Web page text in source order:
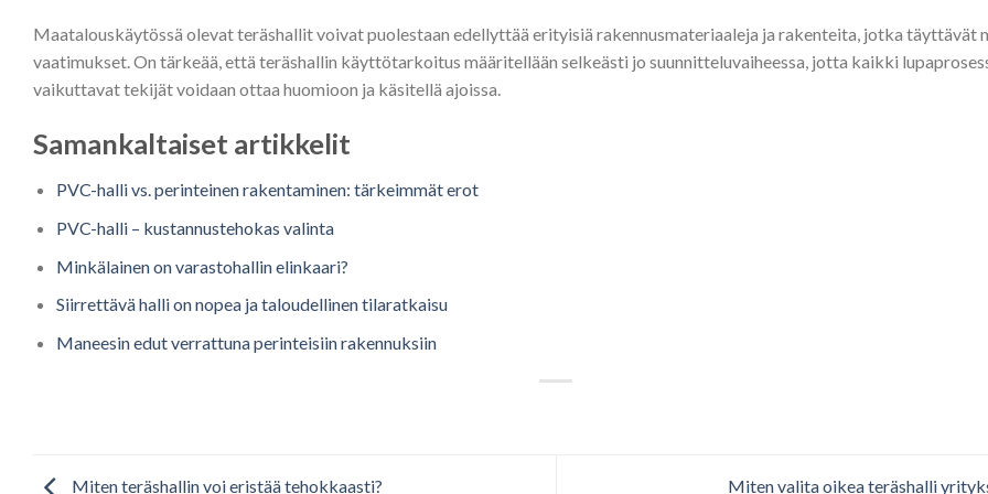
Maatalouskäytössä olevat teräshallit voivat puolestaan edellyttää erityisiä rakennusmateriaaleja ja rakenteita, jotka täyttävät
vaatimukset. On tärkeää, että teräshallin käyttötarkoitus määritellään selkeästi jo suunnitteluvaiheessa, jotta kaikki
vaikuttavat tekijät voidaan ottaa huomioon ja käsitellä ajoissa.
Samankaltaiset artikkelit
PVC-halli vs. perinteinen rakentaminen: tärkeimmät erot
PVC-halli – kustannustehokas valinta
Minkälainen on varastohallin elinkaari?
Siirrettävä halli on nopea ja taloudellinen tilaratkaisu
Maneesin edut verrattuna perinteisiin rakennuksiin
Miten teräshallin voi eristää tehokkaasti? Miten valita oikea teräshalli